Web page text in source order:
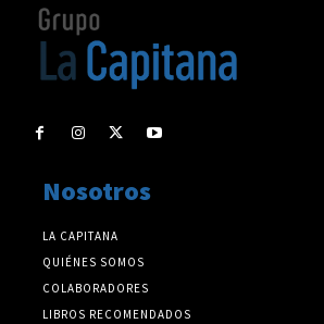
Nosotros
LA CAPITANA
QUIÉNES SOMOS
COLABORADORES
LIBROS RECOMENDADOS